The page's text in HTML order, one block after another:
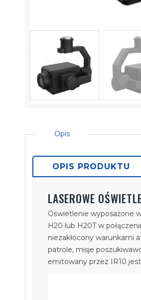
Opis
OPIS PRODUKTU
LASEROWE
Oświetlenie wyposażone
H20 lub H20T w
niezakłócony warunkami
patrole, misje
emitowany przez IR10